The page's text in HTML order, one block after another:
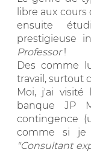
libre aux
ensuite
prestigieuse
Professor!
Des comme
travail, surtout
Moi, j'ai
banque JP
contingence
comme si je
"Consultant